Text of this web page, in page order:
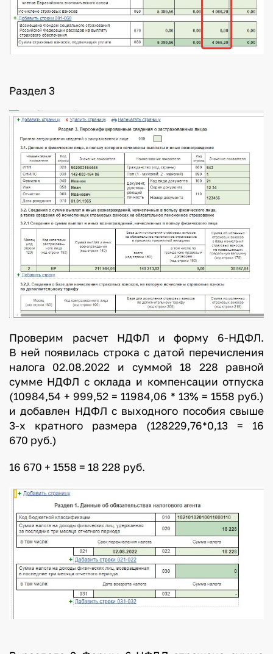
Раздел 3
Проверим расчет НДФЛ и форму 6-НДФЛ.
В ней появилась строка с датой перечисления
налога 02.08.2022 и суммой 18 228 равной
сумме НДФЛ с оклада и компенсации отпуска
(10984,54 + 999,52 = 11984,06 * 13% = 1558 руб.)
и добавлен НДФЛ с выходного пособия свыше
3-х кратного размера (128229,76*0,13 = 16
670 руб.)
16 670 + 1558 = 18 228 руб.